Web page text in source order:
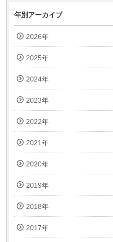
年別アーカイブ
2026年
2025年
2024年
2023年
2022年
2021年
2020年
2019年
2018年
2017年